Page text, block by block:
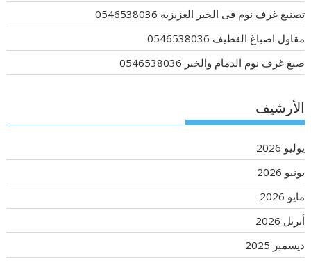
تصنيع غرف نوم فى الخبر العزيزية 0546538036
مقاول اصباغ القطيف 0546538036
صبغ غرف نوم الدمام والخبر 0546538036
الأرشيف
يوليو 2026
يونيو 2026
مايو 2026
أبريل 2026
ديسمبر 2025